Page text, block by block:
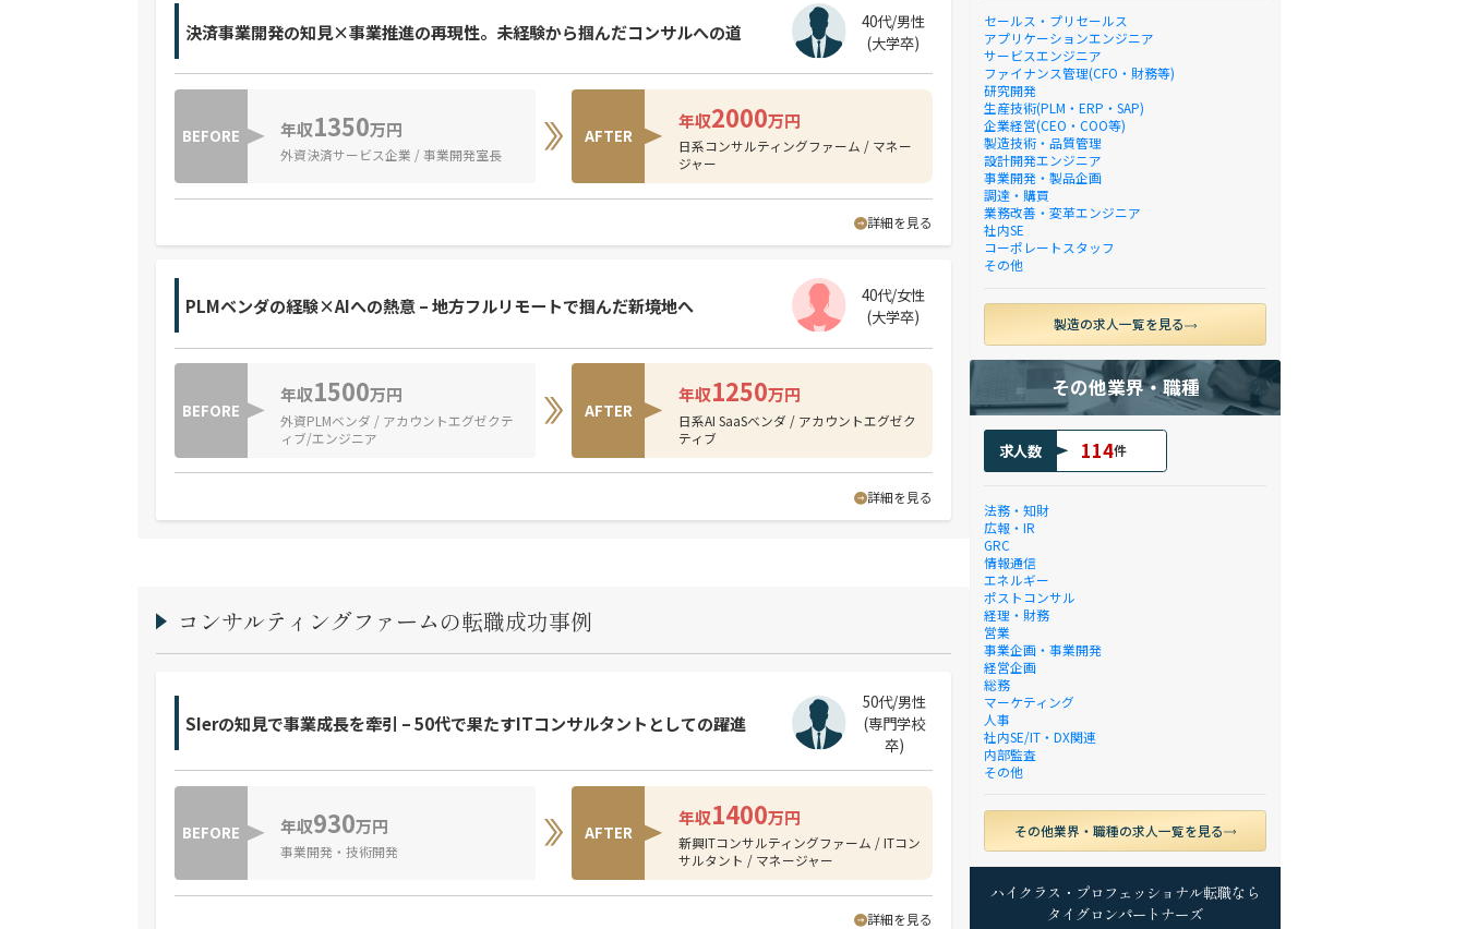
決済事業開発の知見×事業推進の再現性。未経験から掴んだコンサルへの道
40代/男性
(大学卒)
BEFORE 年収1350万円
外資決済サービス企業 / 事業開発室長
AFTER
年収2000万円
日系コンサルティングファーム / マネー
ジャー
詳細を見る
PLMベンダの経験×AIへの熱意 – 地方フルリモートで掴んだ新境地へ
40代/女性
(大学卒)
BEFORE
年収1500万円
外資PLMベンダ / アカウントエグゼクテ
ィブ/エンジニア
AFTER
年収1250万円
日系AI SaaSベンダ / アカウントエグゼク
ティブ
詳細を見る
コンサルティングファームの転職成功事例
SIerの知見で事業成長を牽引 – 50代で果たすITコンサルタントとしての躍進
50代/男性
(専門学校
卒)
BEFORE 年収930万円
事業開発・技術開発
AFTER
年収1400万円
新興ITコンサルティングファーム / ITコン
サルタント / マネージャー
詳細を見る
セールス・プリセールス
アプリケーションエンジニア
サービスエンジニア
ファイナンス管理(CFO・財務等)
研究開発
生産技術(PLM・ERP・SAP)
企業経営(CEO・COO等)
製造技術・品質管理
設計開発エンジニア
事業開発・製品企画
調達・購買
業務改善・変革エンジニア
社内SE
コーポレートスタッフ
その他
製造の求人一覧を見る
その他業界・職種
求人数 114件
法務・知財
広報・IR
GRC
情報通信
エネルギー
ポストコンサル
経理・財務
営業
事業企画・事業開発
経営企画
総務
マーケティング
人事
社内SE/IT・DX関連
内部監査
その他
その他業界・職種の求人一覧を見る
ハイクラス・プロフェッショナル転職なら
タイグロンパートナーズ